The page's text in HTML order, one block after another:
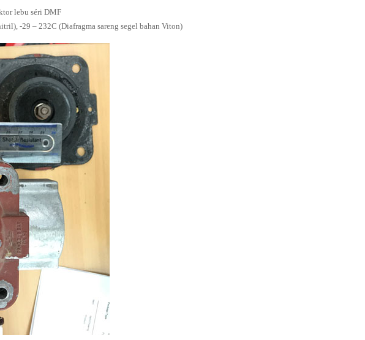
lebu séri DMF
-29 – 232C (Diafragma sareng segel bahan Viton)